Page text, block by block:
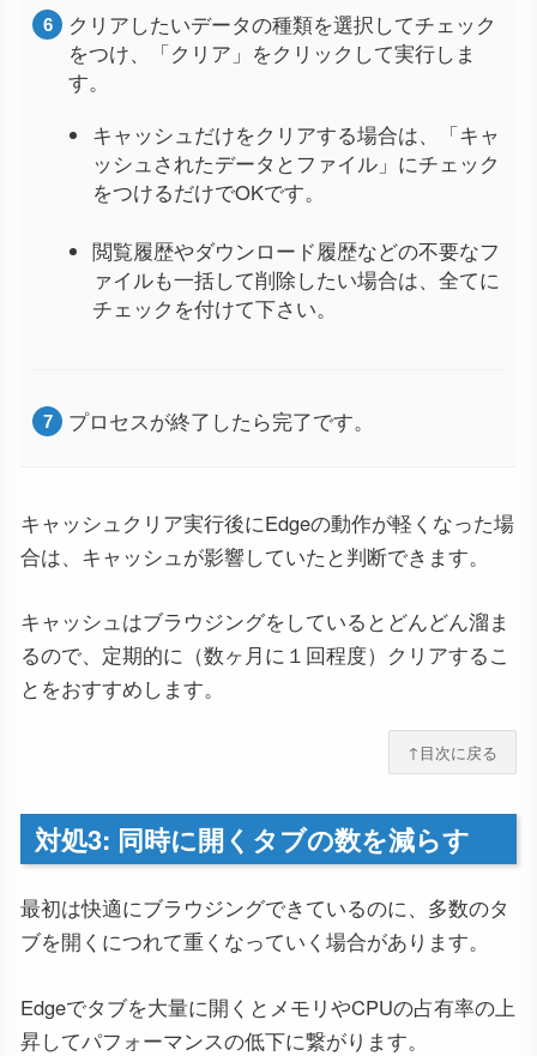
クリアしたいデータの種類を選択してチェック
をつけ、「クリア」をクリックして実行しま
す。
キャッシュだけをクリアする場合は、「キャ
ッシュされたデータとファイル」にチェック
をつけるだけでOKです。
閲覧履歴やダウンロード履歴などの不要なフ
ァイルも一括して削除したい場合は、全てに
チェックを付けて下さい。
プロセスが終了したら完了です。
キャッシュクリア実行後にEdgeの動作が軽くなった場
合は、キャッシュが影響していたと判断できます。
キャッシュはブラウジングをしているとどんどん溜ま
るので、定期的に（数ヶ月に１回程度）クリアするこ
とをおすすめします。
↑目次に戻る
対処3: 同時に開くタブの数を減らす
最初は快適にブラウジングできているのに、多数のタ
ブを開くにつれて重くなっていく場合があります。
Edgeでタブを大量に開くとメモリやCPUの占有率の上
昇してパフォーマンスの低下に繋がります。